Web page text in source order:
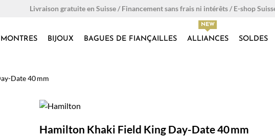
Livraison gratuite en Suisse / Financement sans frais ni intérêts / E-shop
MONTRES BIJOUX BAGUES DE FIANÇAILLES ALLIANCES SOLDES
Date 40 mm
Hamilton Khaki Field King Day-Date 40 mm